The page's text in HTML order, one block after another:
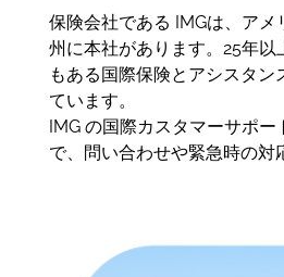
保険会社である IMGは、アメ
州に本社があります。25年以
もある国際保険とアシスタン
ています。
IMG の国際カスタマーサポー
で、問い合わせや緊急時の対